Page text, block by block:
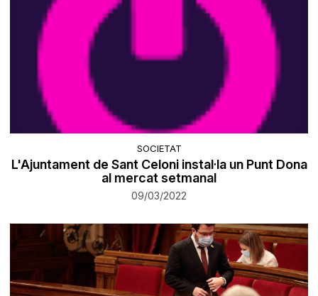
SOCIETAT
L'Ajuntament de Sant Celoni instal·la un Punt Dona
al mercat setmanal
09/03/2022